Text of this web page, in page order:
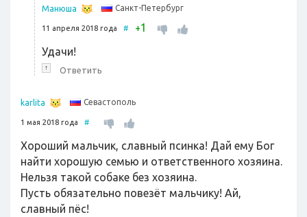
Манюша Санкт-Петербург
11 апреля 2018 года # +1
Удачи!
↑ Ответить
karlita Севастополь
1 мая 2018 года #
Хороший мальчик, славный псинка! Дай ему Бог
найти хорошую семью и ответственного хозяина.
Нельзя такой собаке без хозяина.
Пусть обязательно повезёт мальчику! Ай,
славный пёс!